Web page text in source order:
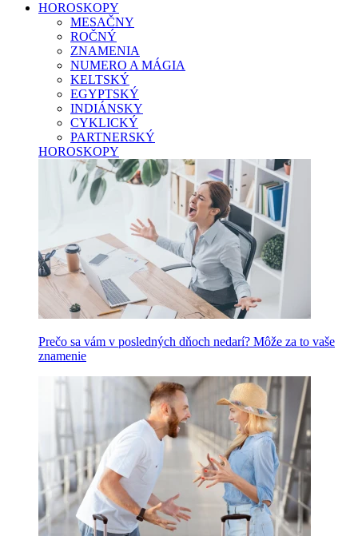
HOROSKOPY
MESAČNY
ROČNÝ
ZNAMENIA
NUMERO A MÁGIA
KELTSKÝ
EGYPTSKÝ
INDIÁNSKY
CYKLICKÝ
PARTNERSKÝ
HOROSKOPY
Prečo sa vám v posledných dňoch nedarí? Môže za to vaše
znamenie